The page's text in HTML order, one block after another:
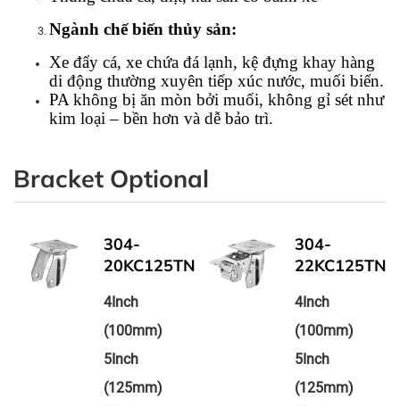
Ngành chế biến thủy sản:
Xe đẩy cá, xe chứa đá lạnh, kệ đựng khay hàng
di động thường xuyên tiếp xúc nước, muối biển.
PA không bị ăn mòn bởi muối, không gỉ sét như
kim loại – bền hơn và dễ bảo trì.
Bracket Optional
304-
20KC125TN
4Inch
(100mm)
5Inch
(125mm)
304-
22KC125TN
4Inch
(100mm)
5Inch
(125mm)